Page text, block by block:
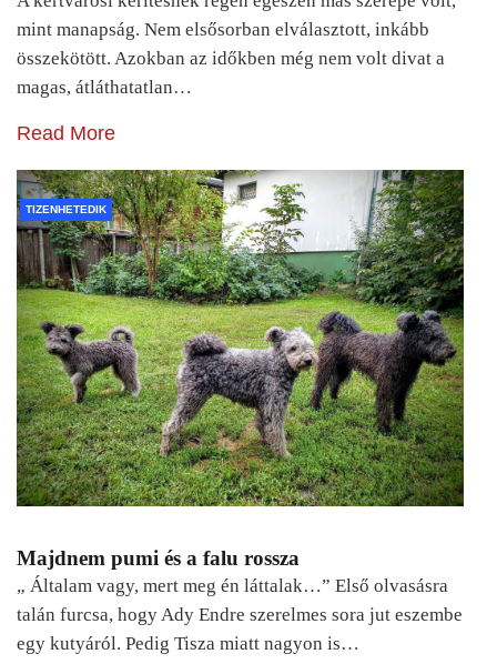
mint manapság. Nem elsősorban elválasztott, inkább
összekötött. Azokban az időkben még nem volt divat a
magas, átláthatatlan…
Read More
TIZENHETEDIK
Majdnem pumi és a falu rossza
„ Általam vagy, mert meg én láttalak…” Első olvasásra
talán furcsa, hogy Ady Endre szerelmes sora jut eszembe
egy kutyáról. Pedig Tisza miatt nagyon is…